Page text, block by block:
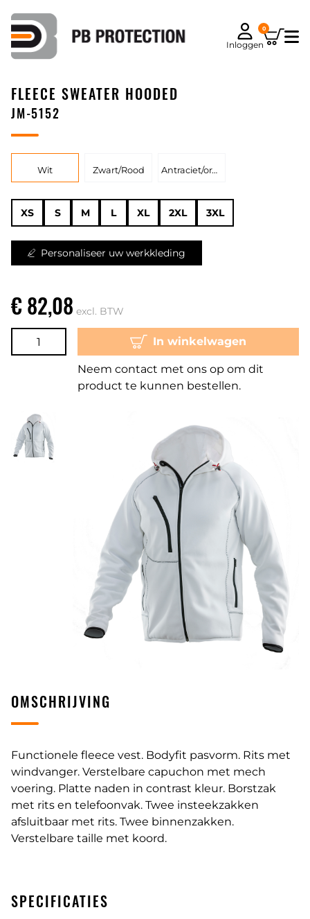
Inloggen
0
FLEECE SWEATER HOODED
JM-5152
Wit Zwart/Rood Antraciet/oranje
XS S M L XL 2XL 3XL
Personaliseer uw werkkleding
€ 82,08 excl. BTW
In winkelwagen
Neem contact met ons op om dit
product te kunnen bestellen.
OMSCHRIJVING
Functionele fleece vest. Bodyfit pasvorm. Rits met
windvanger. Verstelbare capuchon met mech
voering. Platte naden in contrast kleur. Borstzak
met rits en telefoonvak. Twee insteekzakken
afsluitbaar met rits. Twee binnenzakken.
Verstelbare taille met koord.
SPECIFICATIES